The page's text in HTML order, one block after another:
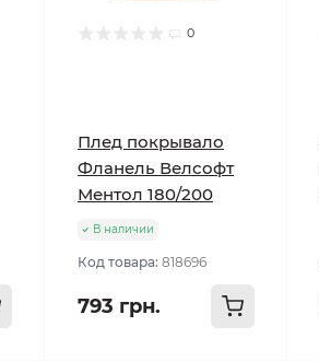
0
Плед покрывало
Фланель Велсофт
Ментол 180/200
В наличии
Код товара: 818696
793 грн.